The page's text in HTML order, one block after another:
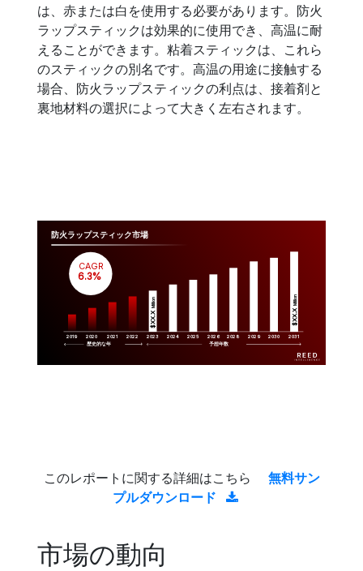
は、赤または白を使用する必要があります。防火
ラップスティックは効果的に使用でき、高温に耐
えることができます。粘着スティックは、これら
のスティックの別名です。高温の用途に接触する
場合、防火ラップスティックの利点は、接着剤と
裏地材料の選択によって大きく左右されます。
防火ラップスティック市場
2019 2020 2021 2022 2023 2024 2025 2026 2028 2029 2030 2031
$XX.X
Million
$XX.X
Million
CAGR
6.3%
歴史的な年 予想年数
このレポートに関する詳細はこちら
無料サン
プルダウンロード
市場の動向